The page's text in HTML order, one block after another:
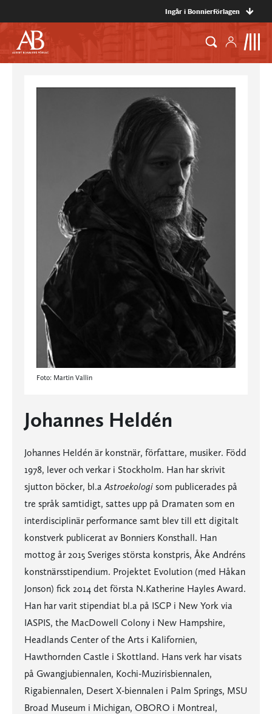
Ingår i Bonnierförlagen
Foto: Martin Vallin
Johannes Heldén
Johannes Heldén är konstnär, författare, musiker. Född
1978, lever och verkar i Stockholm. Han har skrivit
sjutton böcker, bl.a Astroekologi som publicerades på
tre språk samtidigt, sattes upp på Dramaten som en
interdisciplinär performance samt blev till ett digitalt
konstverk publicerat av Bonniers Konsthall. Han
mottog år 2015 Sveriges största konstpris, Åke Andréns
konstnärsstipendium. Projektet Evolution (med Håkan
Jonson) fick 2014 det första N.Katherine Hayles Award.
Han har varit stipendiat bl.a på ISCP i New York via
IASPIS, the MacDowell Colony i New Hampshire,
Headlands Center of the Arts i Kalifornien,
Hawthornden Castle i Skottland. Hans verk har visats
på Gwangjubiennalen, Kochi-Muzirisbiennalen,
Rigabiennalen, Desert X-biennalen i Palm Springs, MSU
Broad Museum i Michigan, OBORO i Montreal,